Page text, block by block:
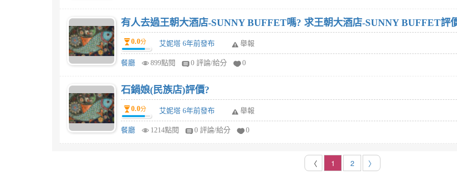
有人去過王朝大酒店-SUNNY BUFFET嗎? 求王朝大酒店-SUNNY BUFFET評
0.0分 艾妮塔 6年前發布 舉報
餐廳 899點閱 0 評論/給分 0
石鍋娘(民族店)評價?
0.0分 艾妮塔 6年前發布 舉報
餐廳 1214點閱 0 評論/給分 0
〈 1 2 〉